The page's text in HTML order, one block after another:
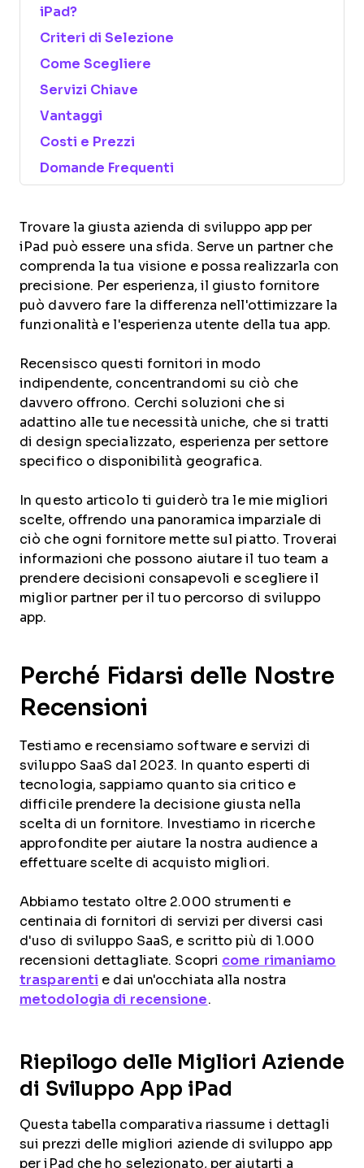
iPad?
Criteri di Selezione
Come Scegliere
Servizi Chiave
Vantaggi
Costi e Prezzi
Domande Frequenti
Trovare la giusta azienda di sviluppo app per
iPad può essere una sfida. Serve un partner che
comprenda la tua visione e possa realizzarla con
precisione. Per esperienza, il giusto fornitore
può davvero fare la differenza nell'ottimizzare la
funzionalità e l'esperienza utente della tua app.
Recensisco questi fornitori in modo
indipendente, concentrandomi su ciò che
davvero offrono. Cerchi soluzioni che si
adattino alle tue necessità uniche, che si tratti
di design specializzato, esperienza per settore
specifico o disponibilità geografica.
In questo articolo ti guiderò tra le mie migliori
scelte, offrendo una panoramica imparziale di
ciò che ogni fornitore mette sul piatto. Troverai
informazioni che possono aiutare il tuo team a
prendere decisioni consapevoli e scegliere il
miglior partner per il tuo percorso di sviluppo
app.
Perché Fidarsi delle Nostre
Recensioni
Testiamo e recensiamo software e servizi di
sviluppo SaaS dal 2023. In quanto esperti di
tecnologia, sappiamo quanto sia critico e
difficile prendere la decisione giusta nella
scelta di un fornitore. Investiamo in ricerche
approfondite per aiutare la nostra audience a
effettuare scelte di acquisto migliori.
Abbiamo testato oltre 2.000 strumenti e
centinaia di fornitori di servizi per diversi casi
d'uso di sviluppo SaaS, e scritto più di 1.000
recensioni dettagliate. Scopri come rimaniamo
trasparenti e dai un'occhiata alla nostra
metodologia di recensione.
Riepilogo delle Migliori Aziende
di Sviluppo App iPad
Questa tabella comparativa riassume i dettagli
sui prezzi delle migliori aziende di sviluppo app
per iPad che ho selezionato, per aiutarti a